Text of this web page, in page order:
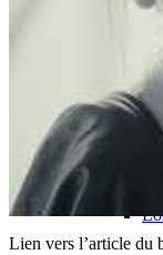
Lien vers l’article du